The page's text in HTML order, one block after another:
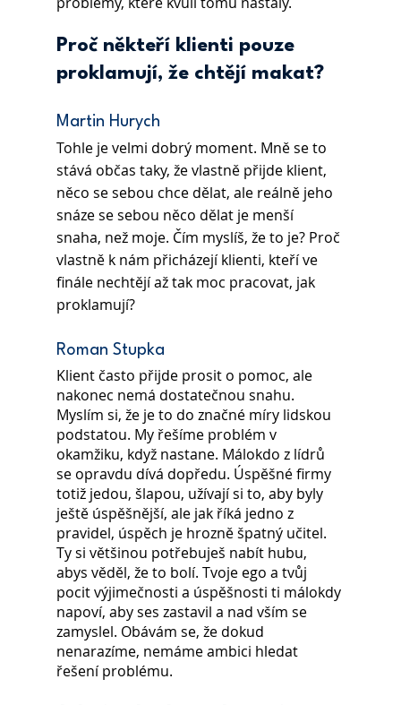
Proč někteří klienti pouze
proklamují, že chtějí makat?
Martin Hurych
Tohle je velmi dobrý moment. Mně se to
stává občas taky, že vlastně přijde klient,
něco se sebou chce dělat, ale reálně jeho
snáze se sebou něco dělat je menší
snaha, než moje. Čím myslíš, že to je? Proč
vlastně k nám přicházejí klienti, kteří ve
finále nechtějí až tak moc pracovat, jak
proklamují?
Roman Stupka
Klient často přijde prosit o pomoc, ale
nakonec nemá dostatečnou snahu.
Myslím si, že je to do značné míry lidskou
podstatou. My řešíme problém v
okamžiku, když nastane. Málokdo z lídrů
se opravdu dívá dopředu. Úspěšné firmy
totiž jedou, šlapou, užívají si to, aby byly
ještě úspěšnější, ale jak říká jedno z
pravidel, úspěch je hrozně špatný učitel.
Ty si většinou potřebuješ nabít hubu,
abys věděl, že to bolí. Tvoje ego a tvůj
pocit výjimečnosti a úspěšnosti ti málokdy
napoví, aby ses zastavil a nad vším se
zamyslel. Obávám se, že dokud
nenarazíme, nemáme ambici hledat
řešení problému.